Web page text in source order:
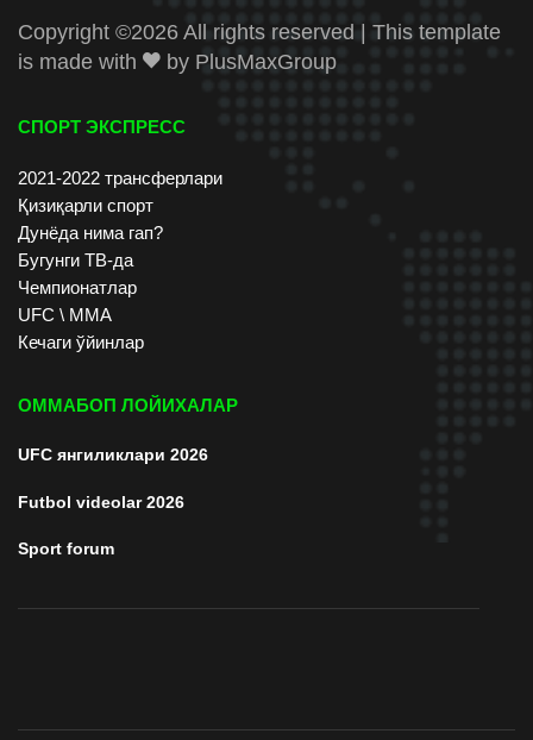
Copyright ©2026 All rights reserved | This template
is made with
by PlusMaxGroup
СПОРТ ЭКСПРЕСС
2021-2022 трансферлари
Қизиқарли спорт
Дунёда нима гап?
Бугунги ТВ-да
Чемпионатлар
UFC \ ММА
Кечаги ўйинлар
ОММАБОП ЛОЙИХАЛАР
UFC янгиликлари 2026
Futbol videolar 2026
Sport forum